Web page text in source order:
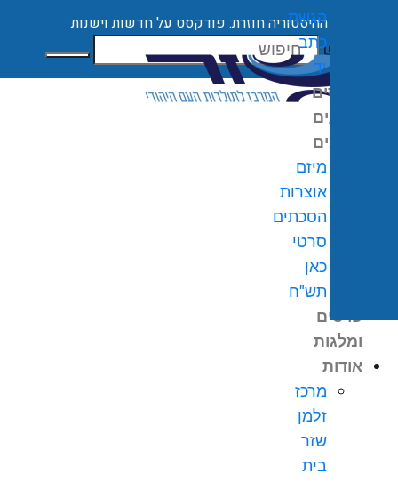
ההיסטוריה חוזרת: פודקסט על חדשות וישנות
הגשת
כתב
יד
קורסים
ארועים
מיזמים
מיזם
אוצרות
הסכתים
סרטי
כאן
תש"ח
פרסים
ומלגות
אודות
מרכז
זלמן
שזר
בית